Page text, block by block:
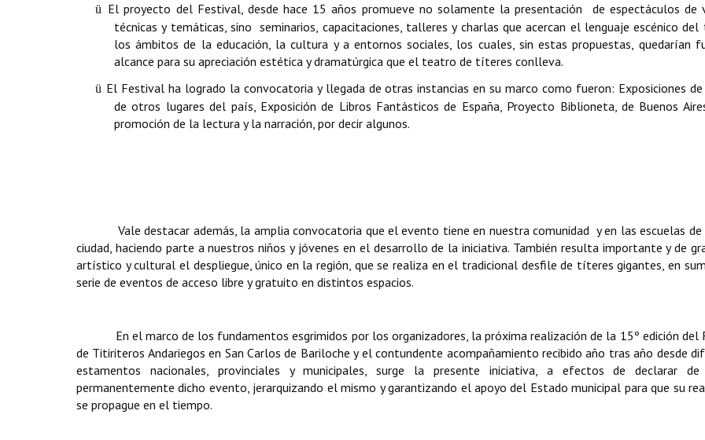
ü El proyecto del Festival, desde hace 15 años promueve no solamente la presentación de espectáculos de
técnicas y temáticas, sino seminarios, capacitaciones, talleres y charlas que acercan el lenguaje escénico
los ámbitos de la educación, la cultura y a entornos sociales, los cuales, sin estas propuestas, quedarían
alcance para su apreciación estética y dramatúrgica que el teatro de títeres conlleva.
ü El Festival ha logrado la convocatoria y llegada de otras instancias en su marco como fueron: Exposiciones
de otros lugares del país, Exposición de Libros Fantásticos de España, Proyecto Biblioneta, de Buenos
promoción de la lectura y la narración, por decir algunos.
Vale destacar además, la amplia convocatoria que el evento tiene en nuestra comunidad y en las escuelas de
ciudad, haciendo parte a nuestros niños y jóvenes en el desarrollo de la iniciativa. También resulta importante y de
artístico y cultural el despliegue, único en la región, que se realiza en el tradicional desfile de títeres gigantes, en
serie de eventos de acceso libre y gratuito en distintos espacios.
En el marco de los fundamentos esgrimidos por los organizadores, la próxima realización de la 15º edición del
de Titiriteros Andariegos en San Carlos de Bariloche y el contundente acompañamiento recibido año tras año desde
estamentos nacionales, provinciales y municipales, surge la presente iniciativa, a efectos de declarar de
permanentemente dicho evento, jerarquizando el mismo y garantizando el apoyo del Estado municipal para que su
se propague en el tiempo.